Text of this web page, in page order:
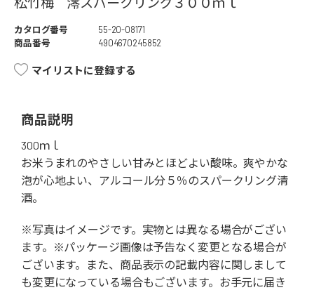
カタログ番号
55-20-08171
商品番号
4904670245852
マイリストに登録する
商品説明
300ｍｌ
お米うまれのやさしい甘みとほどよい酸味。爽やかな
泡が心地よい、アルコール分５％のスパークリング清
酒。
※写真はイメージです。実物とは異なる場合がござい
ます。※パッケージ画像は予告なく変更となる場合が
ございます。また、商品表示の記載内容に関しまして
も変更になっている場合もございます。お手元に届き